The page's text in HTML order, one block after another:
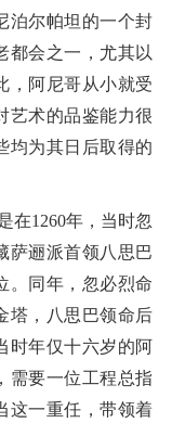
泊尔帕坦的一个封
都会之一，尤其以
，阿尼哥从小就受
艺术的品鉴能力很
均为其日后取得的
在1260年，当时忽
萨逦派首领八思巴
。同年，忽必烈命
塔，八思巴领命后
时年仅十六岁的阿
需要一位工程总指
这一重任，带领着